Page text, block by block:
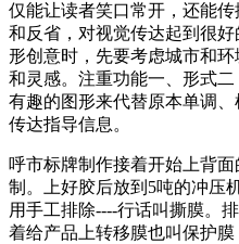
仅能让读者笑口常开，还能
和反省，对视觉传达起到很
形创意时，先要考虑城市和
和灵感。注重功能一、形式
有趣的图形来代替原本单调
传达指导信息。
呼市标牌制作接着开始上背
制。上好胶后放到5吨的冲压
用手工排除----行话叫撕膜。
着给产品上转移膜也叫保护